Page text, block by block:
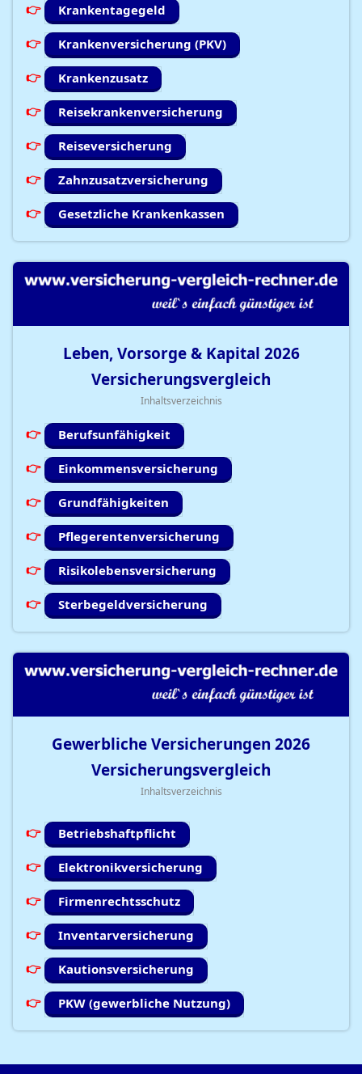
Krankentagegeld
Krankenversicherung (PKV)
Krankenzusatz
Reisekrankenversicherung
Reiseversicherung
Zahnzusatzversicherung
Gesetzliche Krankenkassen
Leben, Vorsorge & Kapital 2026
Versicherungsvergleich
Inhaltsverzeichnis
Berufsunfähigkeit
Einkommensversicherung
Grundfähigkeiten
Pflegerentenversicherung
Risikolebensversicherung
Sterbegeldversicherung
Gewerbliche Versicherungen 2026
Versicherungsvergleich
Inhaltsverzeichnis
Betriebshaftpflicht
Elektronikversicherung
Firmenrechtsschutz
Inventarversicherung
Kautionsversicherung
PKW (gewerbliche Nutzung)